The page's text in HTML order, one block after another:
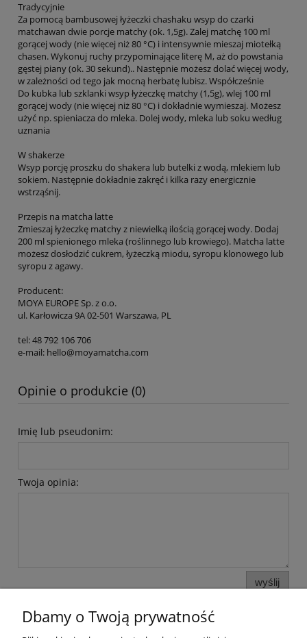
Tradycyjnie
Za pomocą bambusowej łyżeczki chashaku wsyp do czarki
matchawan dwie porcje matchy (ok. 1,5g). Zalej matchę 100 ml
gorącej wody (nie więcej niż 80 °C) i intensywnie mieszaj miotełką
chasen. Wykonuj ruchy przypominające literę M, aż do powstania
gęstej piany (ok. 30 sekund).. Następnie możesz dolać więcej wody,
w zależności od tego jak mocną herbatę lubisz. Współcześnie
Do kubka lub szklanki wsyp łyżeczkę matchy (1,5g), wlej 100 ml
gorącej wody (nie więcej niż 80 °C) i dokładnie wymieszaj. Możesz
użyć np. spieniacza do mleka. Dolej wody, mleka lub soku według
uznania
W shakerze
Wsyp porcję proszku do shakera lub butelki z wodą, mlekiem lub
sokiem. Następnie dokładnie zakręć i kilka razy energicznie
wstrząśnij.
Przepis na matcha latte
Zmieszaj łyżeczkę matchy z niewielką ilością gorącej wody. Dodaj
200 ml spienionego mleka (roślinnego lub krowiego). Matcha latte
możesz dosłodzić cukrem, łyżeczką miodu, syropu klonowego lub
syropu z agawy.
Producent:
MOYA EUROPE Sp. z o.o.
ul. Karłowicza 9A 02-501 Warszawa, PL
tel: 48 792 106 706
e-mail: hello@moyamatcha.com
Opinie o produkcie (0)
Imię lub pseudonim:
Twoja opinia:
wyślij
Dbamy o Twoją prywatność